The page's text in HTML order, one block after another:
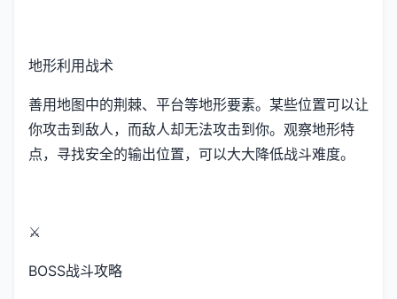
地形利用战术
善用地图中的荆棘、平台等地形要素。某些位置可以让
你攻击到敌人，而敌人却无法攻击到你。观察地形特
点，寻找安全的输出位置，可以大大降低战斗难度。
⚔️
BOSS战斗攻略